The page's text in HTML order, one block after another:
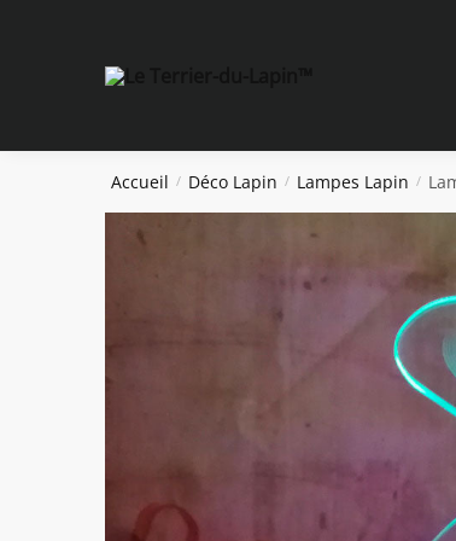
Accueil / Déco Lapin / Lampes Lapin /